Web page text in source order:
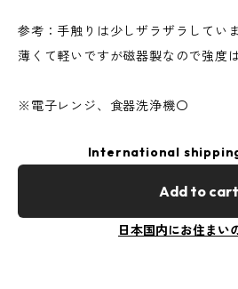
参考：手触りは少しザラザラしていま
薄くて軽いですが磁器製なので強度
※電子レンジ、食器洗浄機〇
International
Add to cart
日本国内にお住まい